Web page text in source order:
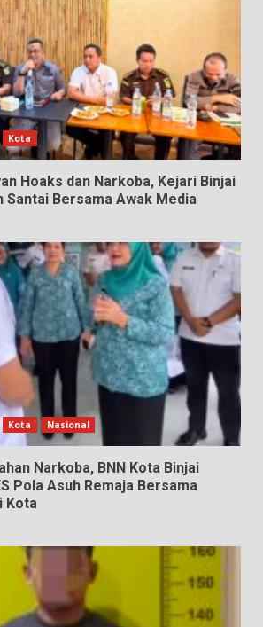
Kota
Hoaks dan Narkoba, Kejari Binjai
Santai Bersama Awak Media
Kota Nasional
Narkoba, BNN Kota Binjai
Pola Asuh Remaja Bersama
Kota